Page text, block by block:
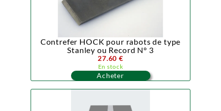
Contrefer HOCK pour rabots de type
Stanley ou Record N° 3
27.60 €
En stock
Acheter